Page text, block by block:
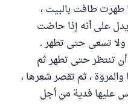
طهرت طافت بالبيت ،
على أنه إذا حاضت
ولا تسعى حتى تطهر .
تنتظر حتى تطهر ثم
، ثم تقصر شعرها ،
عليها فدية من أجل